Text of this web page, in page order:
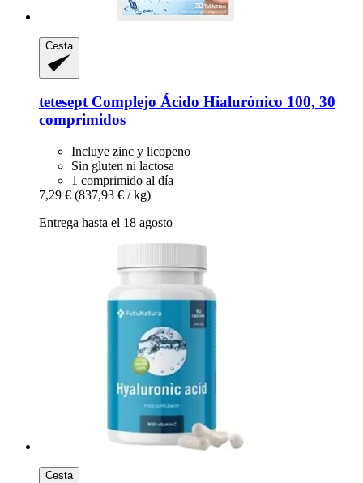
Cesta
teteseptComplejo Ácido Hialurónico 100, 30
comprimidos
Incluye zinc y licopeno
Sin gluten ni lactosa
1 comprimido al día
7,29 € (837,93 € / kg)
Entrega hasta el 18 agosto
Cesta